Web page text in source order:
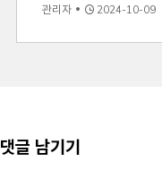
관리자
2024-10-09
댓글 남기기